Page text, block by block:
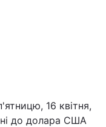
16 квітня,
до долара США